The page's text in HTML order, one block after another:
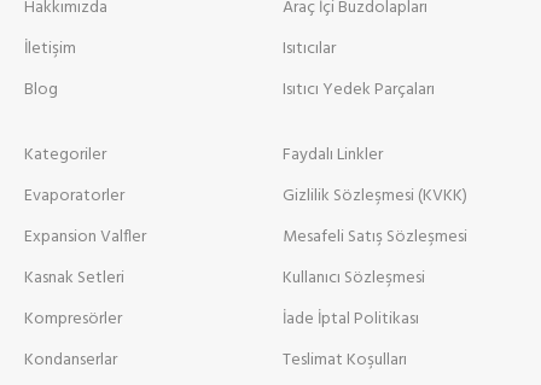
Hakkımızda
İletişim
Blog
Araç İçi Buzdolapları
Isıtıcılar
Isıtıcı Yedek Parçaları
Kategoriler
Evaporatorler
Expansion Valfler
Kasnak Setleri
Kompresörler
Kondanserlar
Faydalı Linkler
Gizlilik Sözleşmesi (KVKK)
Mesafeli Satış Sözleşmesi
Kullanıcı Sözleşmesi
İade İptal Politikası
Teslimat Koşulları